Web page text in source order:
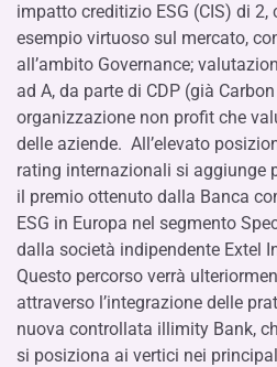
impatto creditizio ESG (CIS) di
esempio virtuoso sul mercato,
all’ambito Governance;
ad A, da parte di CDP (già
organizzazione non profit che
delle aziende. All’elevato
rating internazionali si aggiunge
il premio ottenuto dalla Banca
ESG in Europa nel segmento
dalla società indipendente Extel
Questo percorso verrà
attraverso l’integrazione delle
nuova controllata illimity Bank,
si posiziona ai vertici nei